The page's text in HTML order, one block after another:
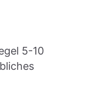
5-10